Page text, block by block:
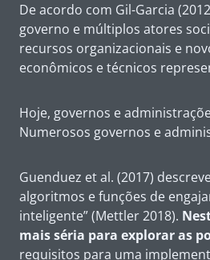
De acordo com Gil-Garcia
governo e múltiplos atores
recursos organizacionais e
econômicos e técnicos
Hoje, governos e
Numerosos governos e
Guenduez et al. (2017)
algoritmos e funções de
inteligente” (Mettler 2018).
mais séria para explorar as
requisitos para uma